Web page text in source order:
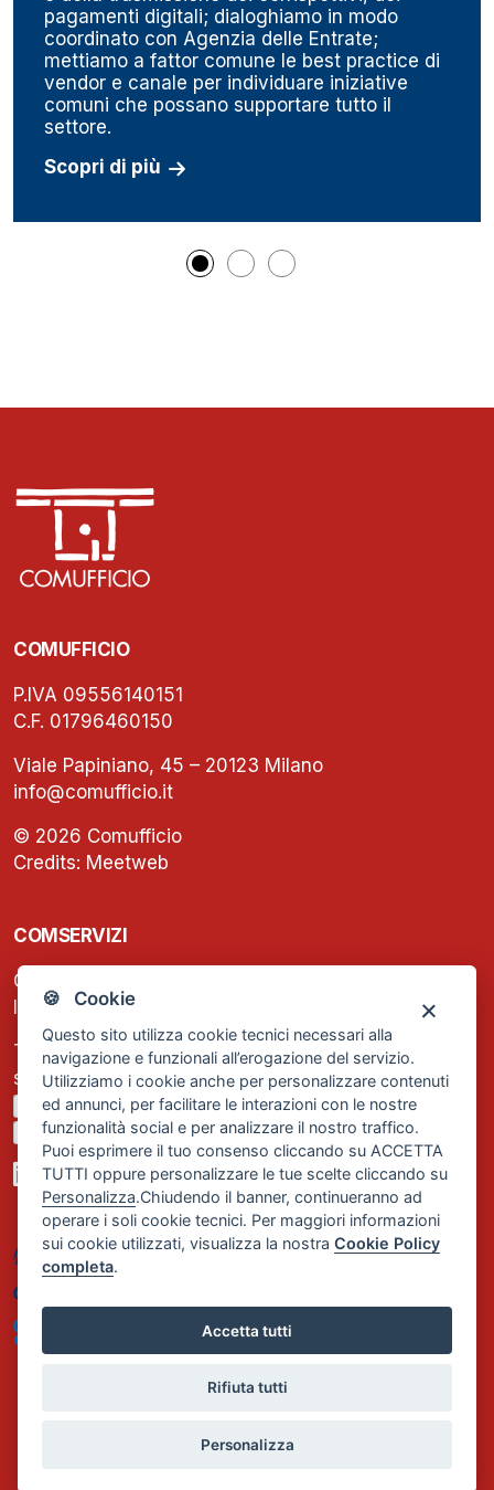
🍪 Cookie
Questo sito utilizza cookie tecnici necessari alla
navigazione e funzionali all’erogazione del servizio.
Utilizziamo i cookie anche per personalizzare contenuti
ed annunci, per facilitare le interazioni con le nostre
funzionalità social e per analizzare il nostro traffico.
Puoi esprimere il tuo consenso cliccando su ACCETTA
TUTTI oppure personalizzare le tue scelte cliccando su
Personalizza.Chiudendo il banner, continueranno ad
operare i soli cookie tecnici. Per maggiori informazioni
sui cookie utilizzati, visualizza la nostraCookie Policy
completa.
Accetta tutti
Rifiuta tutti
Personalizza
pagamenti digitali; dialoghiamo in modo
coordinato con Agenzia delle Entrate;
mettiamo a fattor comune le best practice di
vendor e canale per individuare iniziative
comuni che possano supportare tutto il
settore.
Scopri di più
COMUFFICIO
P.IVA 09556140151
C.F. 01796460150
Viale Papiniano, 45 – 20123 Milano
info@comufficio.it
© 2026 Comufficio
Credits: Meetweb
COMSERVIZI
C.F. e P.IVA: 13474420158
Iscrizione REA Milano n. 1656740
Tel. +39 02 2838 1307
segreteria@comservizi.eu
Privacy Policy
Cookie Policy